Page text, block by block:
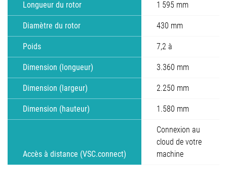
Longueur du rotor 1 595 mm
Diamètre du rotor 430 mm
Poids 7,2 à
Dimension (longueur) 3.360 mm
Dimension (largeur) 2.250 mm
Dimension (hauteur) 1.580 mm
Accès à distance (VSC.connect)
Connexion au
cloud de votre
machine